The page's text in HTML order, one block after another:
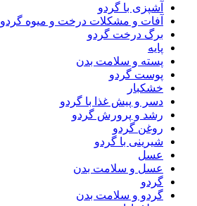
آشپزی با گردو
آفات و مشکلات درخت و میوه گردو
برگ درخت گردو
پایه
پسته و سلامت بدن
پوست گردو
خشکبار
دسر و پیش غذا با گردو
رشد و پرورش گردو
روغن گردو
شیرینی با گردو
عسل
عسل و سلامت بدن
گردو
گردو و سلامت بدن